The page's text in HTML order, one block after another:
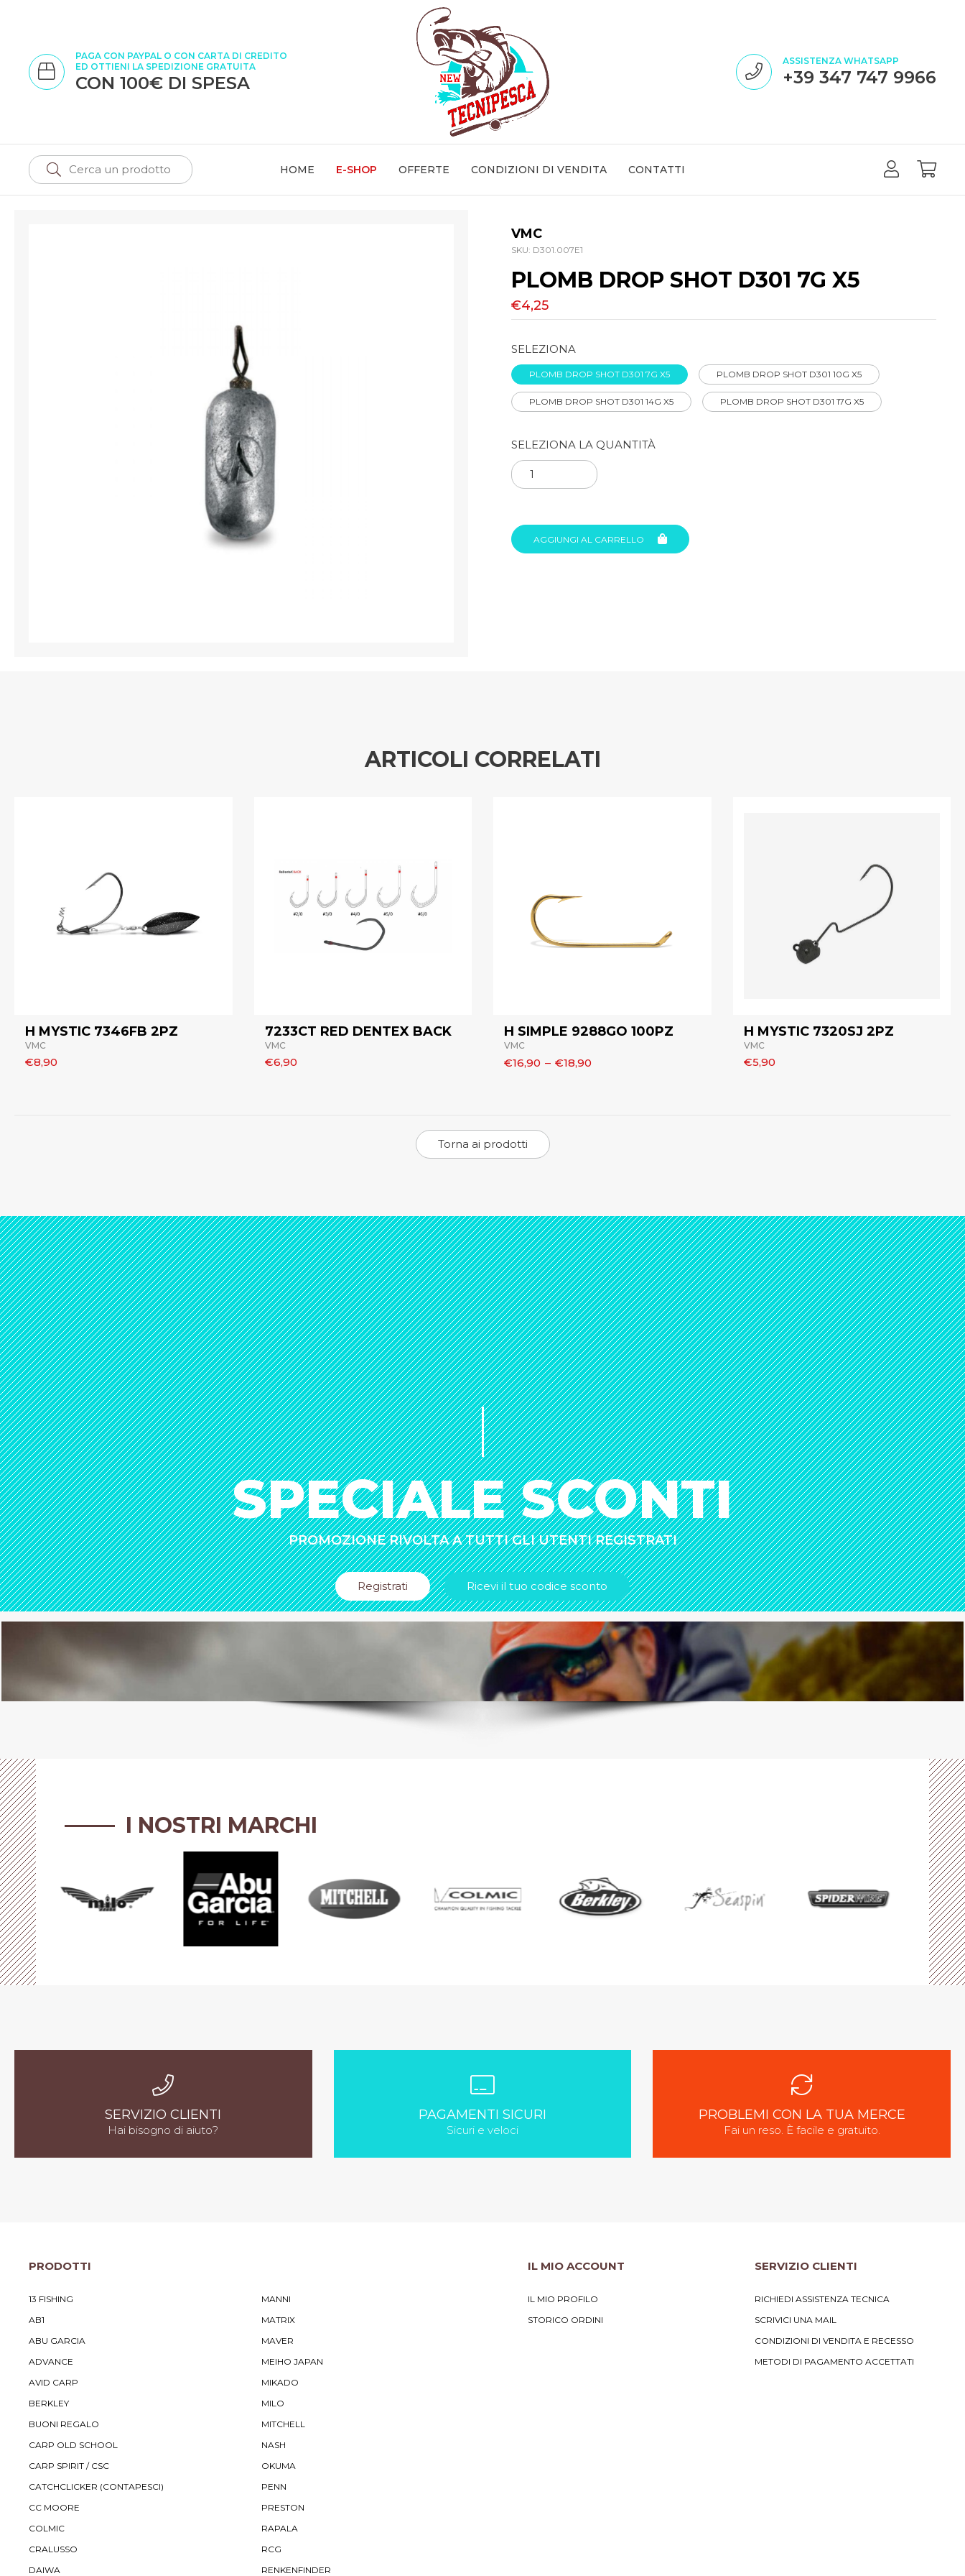
PAGA CON PAYPAL O CON CARTA DI CREDITO
ED OTTIENI LA SPEDIZIONE GRATUITA
CON 100€ DI SPESA
ASSISTENZA WHATSAPP
+39 347 747 9966
HOME E-SHOP OFFERTE CONDIZIONI DI VENDITA CONTATTI
VMC
SKU: D301.007E1
PLOMB DROP SHOT D301 7G X5
€4,25
SELEZIONA
PLOMB DROP SHOT D301 7G X5 PLOMB DROP SHOT D301 10G X5
PLOMB DROP SHOT D301 14G X5 PLOMB DROP SHOT D301 17G X5
SELEZIONA LA QUANTITÀ
AGGIUNGI AL CARRELLO
ARTICOLI CORRELATI
H MYSTIC 7346FB 2PZ
VMC
€8,90
7233CT RED DENTEX BACK
VMC
€6,90
H SIMPLE 9288GO 100PZ
VMC
€16,90 – €18,90
H MYSTIC 7320SJ 2PZ
VMC
€5,90
Torna ai prodotti
SPECIALE SCONTI
PROMOZIONE RIVOLTA A TUTTI GLI UTENTI REGISTRATI
Registrati Ricevi il tuo codice sconto
I NOSTRI MARCHI
SERVIZIO CLIENTI
Hai bisogno di aiuto?
PAGAMENTI SICURI
Sicuri e veloci
PROBLEMI CON LA TUA MERCE
Fai un reso. È facile e gratuito.
PRODOTTI
13 FISHING
AB1
ABU GARCIA
ADVANCE
AVID CARP
BERKLEY
BUONI REGALO
CARP OLD SCHOOL
CARP SPIRIT / CSC
CATCHCLICKER (CONTAPESCI)
CC MOORE
COLMIC
CRALUSSO
DAIWA
MANNI
MATRIX
MAVER
MEIHO JAPAN
MIKADO
MILO
MITCHELL
NASH
OKUMA
PENN
PRESTON
RAPALA
RCG
RENKENFINDER
IL MIO ACCOUNT
IL MIO PROFILO
STORICO ORDINI
SERVIZIO CLIENTI
RICHIEDI ASSISTENZA TECNICA
SCRIVICI UNA MAIL
CONDIZIONI DI VENDITA E RECESSO
METODI DI PAGAMENTO ACCETTATI